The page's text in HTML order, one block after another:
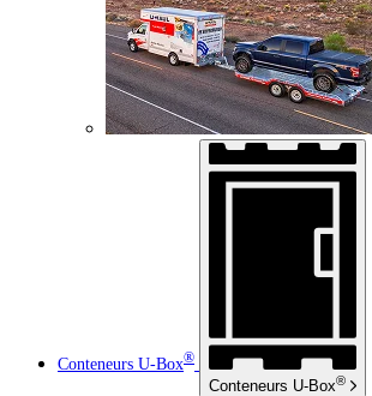
Conteneurs U-Box®
Conteneurs U-Box®